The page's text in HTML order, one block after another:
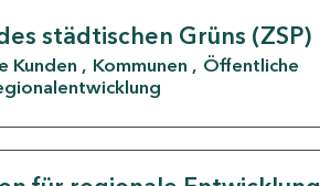
städtischen Grüns (ZSP)
Kunden Kommunen
Öffentliche